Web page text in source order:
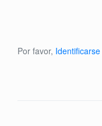
Por favor, Identificarse